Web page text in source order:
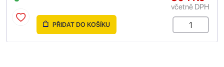
včetně DPH
PŘIDAT DO KOŠÍKU